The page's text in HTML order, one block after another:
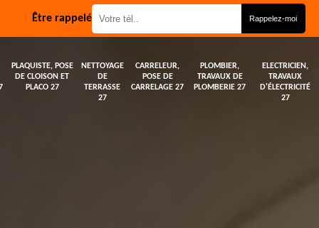
Être rappelé
PLAQUISTE, POSE
DE CLOISON ET
PLACO 27
NETTOYAGE
DE
TERRASSE
27
CARRELEUR,
POSE DE
CARRELAGE 27
PLOMBIER,
TRAVAUX DE
PLOMBERIE 27
ELECTRICIEN,
TRAVAUX
D'ÉLECTRICITÉ
27